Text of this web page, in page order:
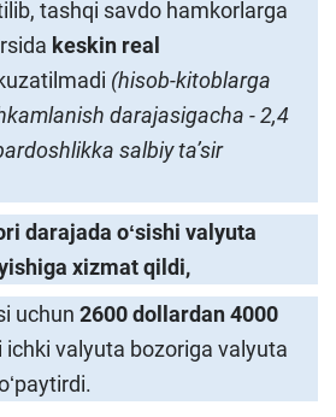
tashqi savdo hamkorlarga
keskin real
(hisob-kitoblarga
darajasigacha - 2,4
salbiy taʼsir
darajada oʻsishi valyuta
xizmat qildi,
uchun 2600 dollardan4000
ichki valyuta bozoriga valyuta